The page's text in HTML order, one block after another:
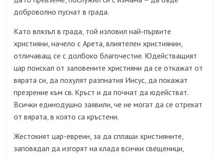
доброволно пуснат в града.
Като влязъл в града, той изловил най-първите
християни, начело с Арета, влиятелен християнин,
отличаващ се с долбоко благочестие. Юдействащият
цар поискал от заловените християни да се откажат от
вярата си, да похулят разпнатия Иисус, да покажат
презрение към св. Кръст и да почнат да юдействат.
Всички единодушно заявили, че не могат да се отрекат
от вярата, в която са кръстени.
Жестокият цар-евреин, за да сплаши християните,
заповядал да изгорят на клада всички свещеници,